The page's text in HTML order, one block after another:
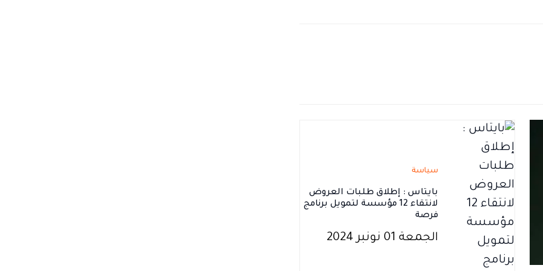
سياسة
بايتاس : إطلاق طلبات العروض
لانتقاء 12 مؤسسة لتمويل برنامج
فرصة
الجمعة 01 نونبر 2024